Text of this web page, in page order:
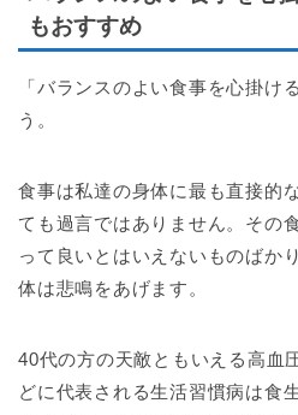
もおすすめ
「バランスのよい食事を心掛け
う。
食事は私達の身体に最も直接的
ても過言ではありません。その
って良いとはいえないものばか
体は悲鳴をあげます。
40代の方の天敵ともいえる高血
どに代表される生活習慣病は食